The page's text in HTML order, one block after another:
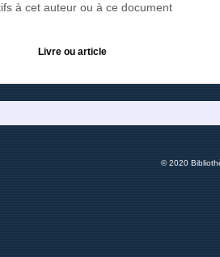
à cet auteur ou à ce document
Livre ou article
© 2020